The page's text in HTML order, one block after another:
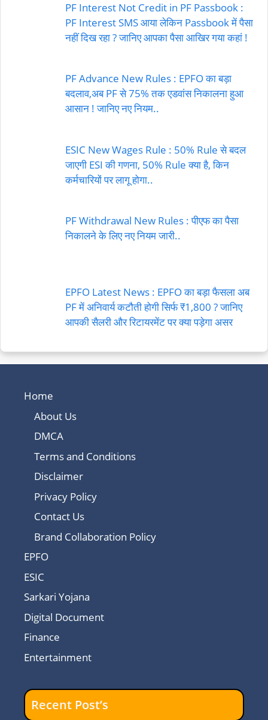
PF Interest Not Credit in PF Passbook :
PF Interest SMS आया लेकिन Passbook में पैसा
नहीं दिख रहा ? जानिए आपका पैसा आखिर गया कहां !
PF Advance New Rules : EPFO का बड़ा
बदलाव,अब PF से 75% तक एडवांस निकालना हुआ
आसान ! जानिए नए नियम..
ESIC New Wages Rule : 50% Rule से बदल
जाएगी ESI की गणना, 50% Rule क्या है, किन
कर्मचारियों पर लागू होगा..
PF Withdrawal New Rules : पीएफ का पैसा
निकालने के लिए नए नियम जारी..
EPFO Latest News : EPFO का बड़ा फैसला अब
PF में अनिवार्य कटौती होगी सिर्फ ₹1,800 ? जानिए
आपकी सैलरी और रिटायरमेंट पर क्या पड़ेगा असर
Home
About Us
DMCA
Terms and Conditions
Disclaimer
Privacy Policy
Contact Us
Brand Collaboration Policy
EPFO
ESIC
Sarkari Yojana
Digital Document
Finance
Entertainment
Recent Post’s